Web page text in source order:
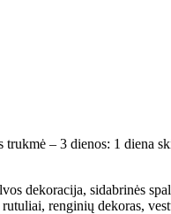
trukmė – 3 dienos: 1 diena
dekoracija, sidabrinės
renginių dekoras,